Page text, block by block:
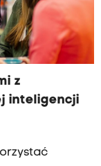
z
inteligencji